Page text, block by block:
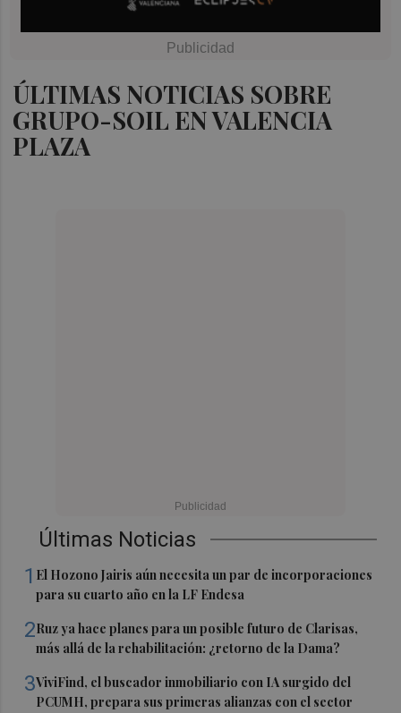
ÚLTIMAS NOTICIAS SOBRE
GRUPO-SOIL EN VALENCIA
PLAZA
Últimas Noticias
1 El Hozono Jairis aún necesita un par de incorporaciones
para su cuarto año en la LF Endesa
2Ruz ya hace planes para un posible futuro de Clarisas,
más allá de la rehabilitación: ¿retorno de la Dama?
3ViviFind, el buscador inmobiliario con IA surgido del
PCUMH, prepara sus primeras alianzas con el sector